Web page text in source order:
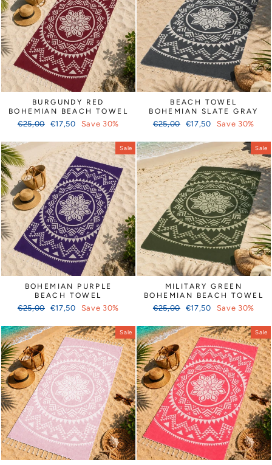
BURGUNDY RED
BOHEMIAN BEACH TOWEL
Regular
€25,00 Sale
€17,50 Save 30%
BEACH TOWEL
BOHEMIAN SLATE GRAY
Regular
€25,00 Sale
€17,50 Save 30%
Sale
BOHEMIAN PURPLE
BEACH TOWEL
Regular
€25,00 Sale
€17,50 Save 30%
Sale
MILITARY GREEN
BOHEMIAN BEACH TOWEL
Regular
€25,00 Sale
€17,50 Save 30%
Sale Sale